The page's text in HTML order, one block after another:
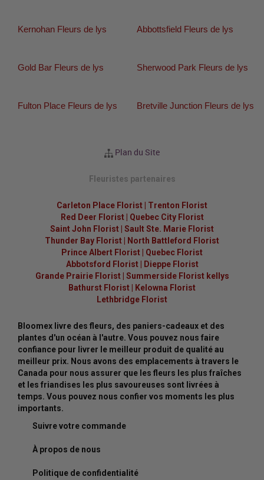
Kernohan Fleurs de lys Abbottsfield Fleurs de lys
Gold Bar Fleurs de lys Sherwood Park Fleurs de lys
Fulton Place Fleurs de lys Bretville Junction Fleurs de lys
Plan du Site
Fleuristes partenaires
Carleton Place Florist
Trenton Florist
Red Deer Florist| Quebec City Florist
Saint John Florist Sault Ste. Marie Florist
Thunder Bay Florist
North Battleford Florist
Prince Albert Florist
Quebec Florist
Abbotsford Florist|
Dieppe Florist
Grande Prairie Florist| Summerside Florist kellys
Bathurst Florist
Kelowna Florist
Lethbridge Florist
Bloomex livre des fleurs, des paniers-cadeaux et des
plantes d'un océan à l'autre. Vous pouvez nous faire
confiance pour livrer le meilleur produit de qualité au
meilleur prix. Nous avons des emplacements à travers le
Canada pour nous assurer que les fleurs les plus fraîches
et les friandises les plus savoureuses sont livrées à
temps. Vous pouvez nous confier vos moments les plus
importants.
Suivre votre commande
À propos de nous
Politique de confidentialité